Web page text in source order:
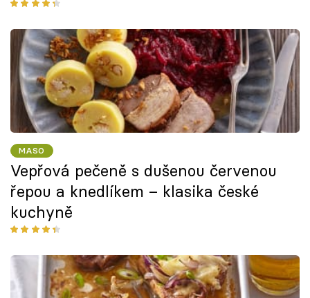
MASO
Vepřová pečeně s dušenou červenou
řepou a knedlíkem – klasika české
kuchyně